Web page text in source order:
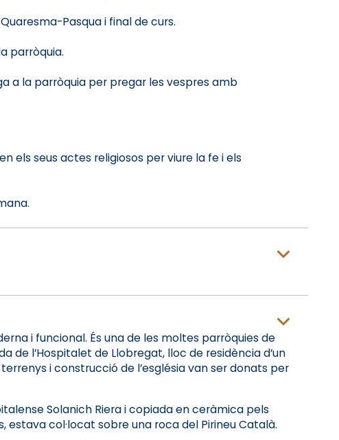
Pasqua i final de curs.
parròquia.
a la parròquia per pregar les vespres amb
els seus actes religiosos per viure la fe i els
i funcional. És una de les moltes parròquies de
de l’Hospitalet de Llobregat, lloc de residència d’un
i construcció de l’església van ser donats per
Solanich Riera i copiada en ceràmica pels
estava col·locat sobre una roca del Pirineu Català.